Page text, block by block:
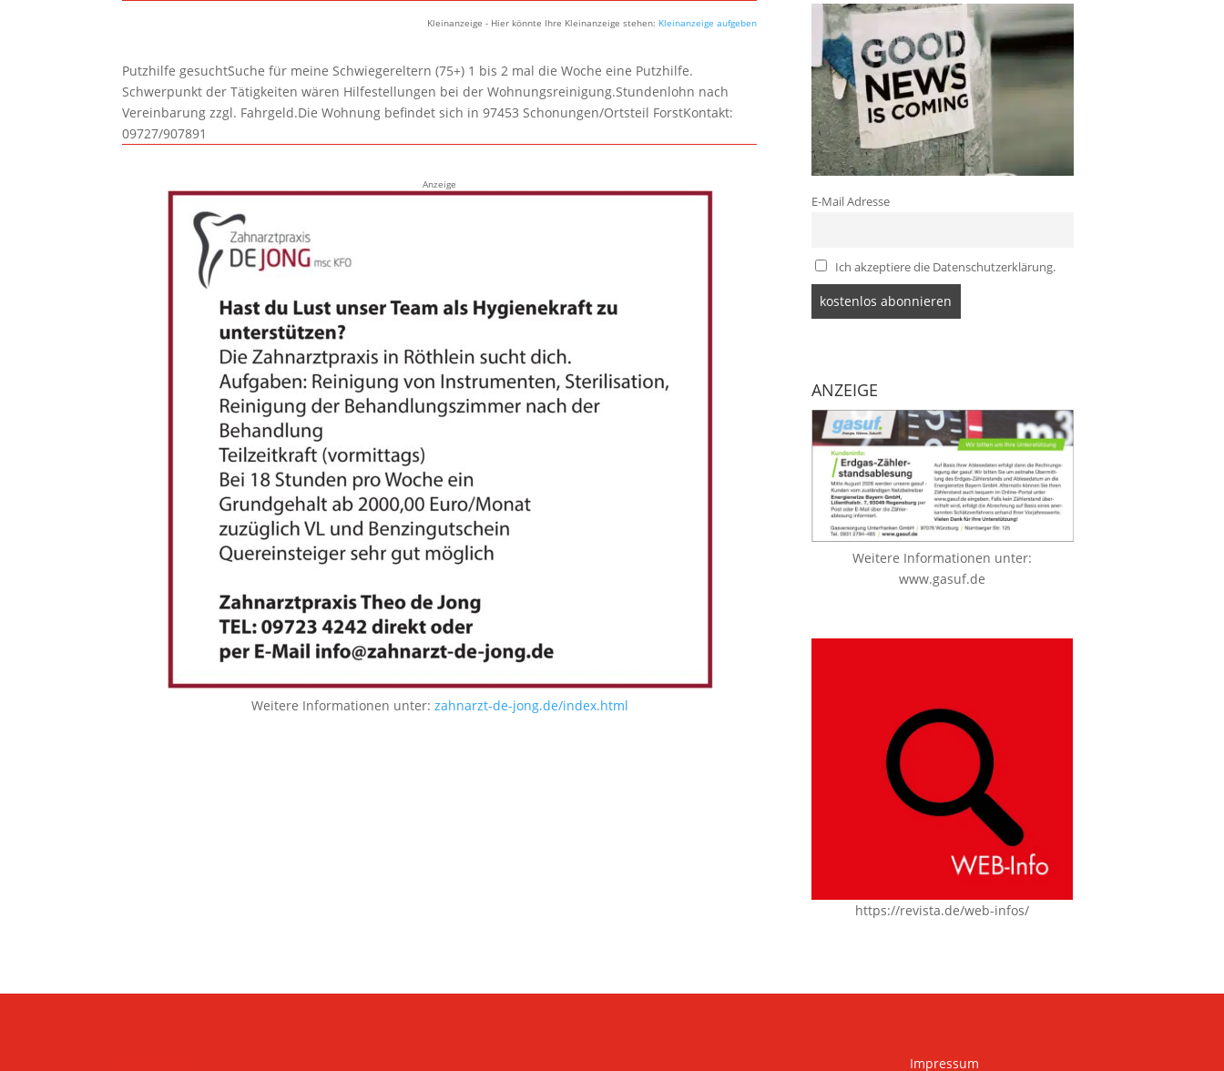
Kleinanzeige - Hier könnte Ihre Kleinanzeige stehen: Kleinanzeige aufgeben
Putzhilfe gesuchtSuche für meine Schwiegereltern (75+) 1 bis 2 mal die Woche eine Putzhilfe.
Schwerpunkt der Tätigkeiten wären Hilfestellungen bei der Wohnungsreinigung.Stundenlohn nach
Vereinbarung zzgl. Fahrgeld.Die Wohnung befindet sich in 97453 Schonungen/Ortsteil ForstKontakt:
09727/907891
Anzeige
Weitere Informationen unter: zahnarzt-de-jong.de/index.html
E-Mail Adresse
Ich akzeptiere die Datenschutzerklärung.
ANZEIGE
Weitere Informationen unter:
www.gasuf.de
https://revista.de/web-infos/
Impressum